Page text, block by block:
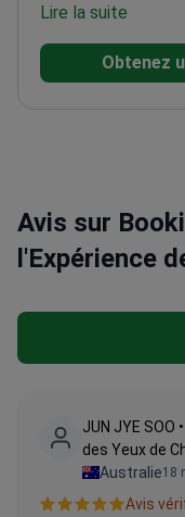
l'American
Elle est membre
le rajeunissement
métabolique.
Aesthetic Plastic
Medicine.Travaille
Lire la suite
Obtenez
Avis sur
l'Expérience
JUN JYE SOO
des Yeux de
Australie18
Avis